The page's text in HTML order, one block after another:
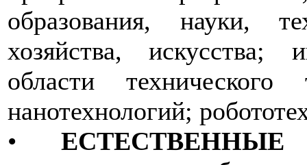
образования, науки,
хозяйства, искусства;
области технического
нанотехнологий;
•